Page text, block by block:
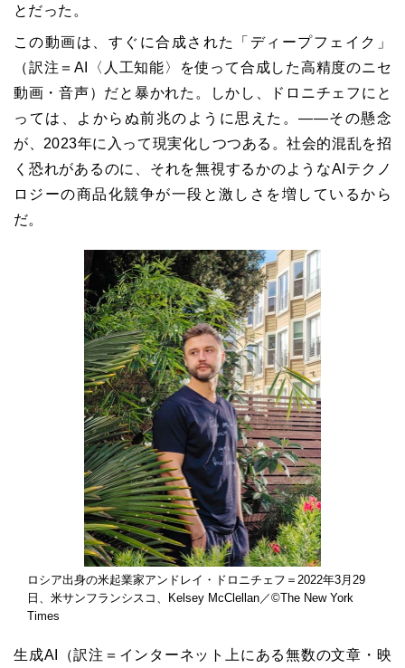
とだった。
この動画は、すぐに合成された「ディープフェイク」
（訳注＝AI〈人工知能〉を使って合成した高精度のニセ
動画・音声）だと暴かれた。しかし、ドロニチェフにと
っては、よからぬ前兆のように思えた。――その懸念
が、2023年に入って現実化しつつある。社会的混乱を招
く恐れがあるのに、それを無視するかのようなAIテクノ
ロジーの商品化競争が一段と激しさを増しているから
だ。
ロシア出身の米起業家アンドレイ・ドロニチェフ＝2022年3月29
日、米サンフランシスコ、Kelsey McClellan／©The New York
Times
生成AI（訳注＝インターネット上にある無数の文章・映